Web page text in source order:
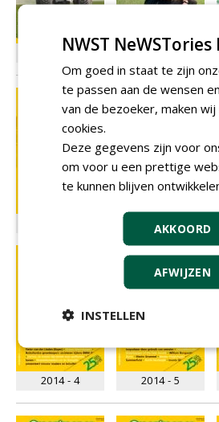
2015 - 4 2015 - 5
2014 - 2
2014 - 4 2014 - 5
NWST NeWSTories
Om goed in staat te zijn
te passen aan de wensen
van de bezoeker, maken wij
cookies.
Deze gegevens zijn voor
om voor u een prettige
te kunnen blijven
AKKOORD
AFWIJZEN
INSTELLEN